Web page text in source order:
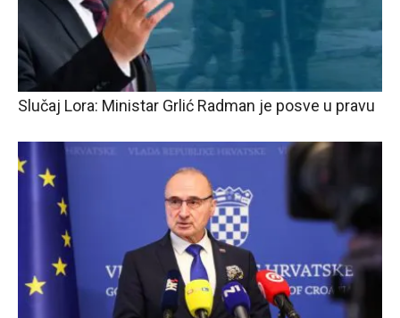
Slučaj Lora: Ministar Grlić Radman je posve u pravu